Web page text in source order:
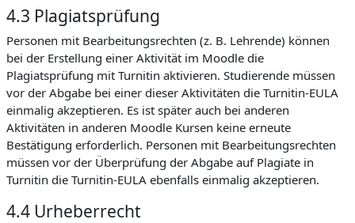
4.3 Plagiatsprüfung
Personen mit Bearbeitungsrechten (z. B. Lehrende) können
bei der Erstellung einer Aktivität im Moodle die
Plagiatsprüfung mit Turnitin aktivieren. Studierende müssen
vor der Abgabe bei einer dieser Aktivitäten die Turnitin-EULA
einmalig akzeptieren. Es ist später auch bei anderen
Aktivitäten in anderen Moodle Kursen keine erneute
Bestätigung erforderlich. Personen mit Bearbeitungsrechten
müssen vor der Überprüfung der Abgabe auf Plagiate in
Turnitin die Turnitin-EULA ebenfalls einmalig akzeptieren.
4.4 Urheberrecht